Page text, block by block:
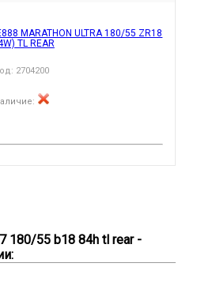
MARATHON ULTRA 180/55 ZR18
TL REAR
2704200
:
180/55 b18 84h tl rear -